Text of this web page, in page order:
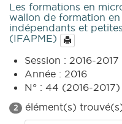
Les formations en
wallon de formation
indépendants et
(IFAPME)
Session : 2016-2017
Année : 2016
N° : 44 (2016-2017)
2 élément(s)